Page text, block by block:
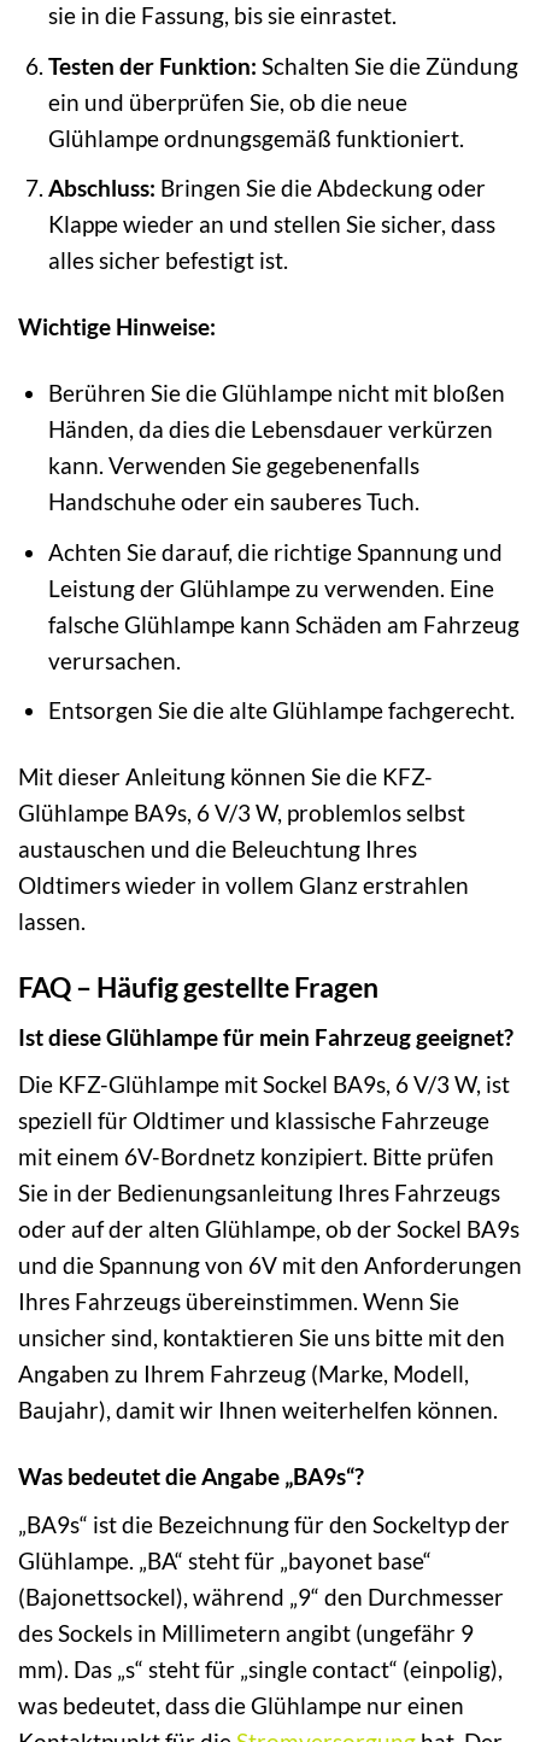
sie in die Fassung, bis sie einrastet.
Testen der Funktion: Schalten Sie die Zündung
ein und überprüfen Sie, ob die neue
Glühlampe ordnungsgemäß funktioniert.
Abschluss: Bringen Sie die Abdeckung oder
Klappe wieder an und stellen Sie sicher, dass
alles sicher befestigt ist.
Wichtige Hinweise:
Berühren Sie die Glühlampe nicht mit bloßen
Händen, da dies die Lebensdauer verkürzen
kann. Verwenden Sie gegebenenfalls
Handschuhe oder ein sauberes Tuch.
Achten Sie darauf, die richtige Spannung und
Leistung der Glühlampe zu verwenden. Eine
falsche Glühlampe kann Schäden am Fahrzeug
verursachen.
Entsorgen Sie die alte Glühlampe fachgerecht.
Mit dieser Anleitung können Sie die KFZ-
Glühlampe BA9s, 6 V/3 W, problemlos selbst
austauschen und die Beleuchtung Ihres
Oldtimers wieder in vollem Glanz erstrahlen
lassen.
FAQ – Häufig gestellte Fragen
Ist diese Glühlampe für mein Fahrzeug geeignet?
Die KFZ-Glühlampe mit Sockel BA9s, 6 V/3 W, ist
speziell für Oldtimer und klassische Fahrzeuge
mit einem 6V-Bordnetz konzipiert. Bitte prüfen
Sie in der Bedienungsanleitung Ihres Fahrzeugs
oder auf der alten Glühlampe, ob der Sockel BA9s
und die Spannung von 6V mit den Anforderungen
Ihres Fahrzeugs übereinstimmen. Wenn Sie
unsicher sind, kontaktieren Sie uns bitte mit den
Angaben zu Ihrem Fahrzeug (Marke, Modell,
Baujahr), damit wir Ihnen weiterhelfen können.
Was bedeutet die Angabe „BA9s“?
„BA9s“ ist die Bezeichnung für den Sockeltyp der
Glühlampe. „BA“ steht für „bayonet base“
(Bajonettsockel), während „9“ den Durchmesser
des Sockels in Millimetern angibt (ungefähr 9
mm). Das „s“ steht für „single contact“ (einpolig),
was bedeutet, dass die Glühlampe nur einen